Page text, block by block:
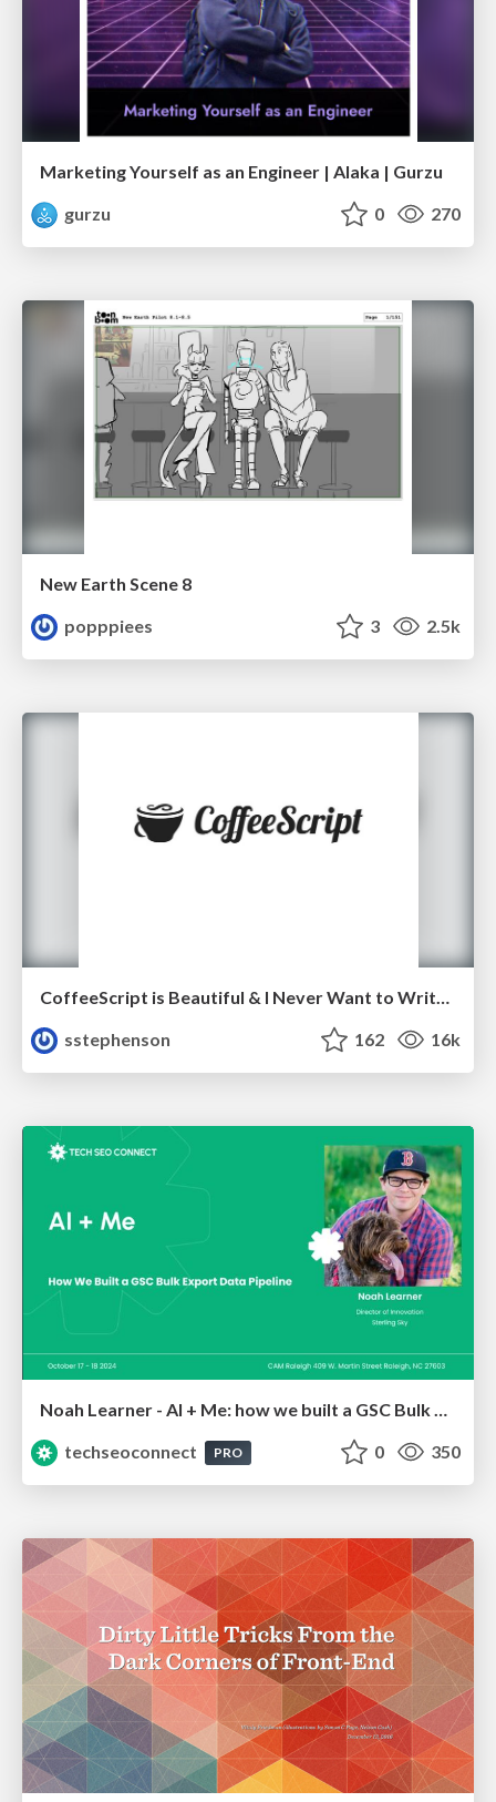
Marketing Yourself as an Engineer | Alaka | Gurzu
gurzu
0 270
New Earth Scene 8
popppiees
3 2.5k
CoffeeScript is Beautiful & I Never Want to Write Plain JavaScript Again
sstephenson
162 16k
Noah Learner - AI + Me: how we built a GSC Bulk Export data pipeline
techseoconnect
PRO 0 350